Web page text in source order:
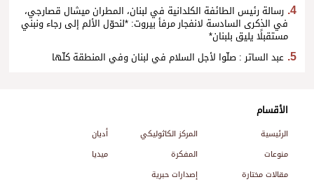
رسالة رئيس الطائفة الكلدانية في لبنان، المطران ميشال قصارجي،
في الذكرى السادسة لانفجار مرفأ بيروت: *لنحوّل الألم إلى رجاء ونبني
مستقبلًا يليق بلبنان*
عبد الساتر : صلّوا لأجل السلام في لبنان وفي المنطقة كلّها
الأقسام
الرئيسية المركز الكاثوليكي
أديان
منوعات
المفكرة
ميديا
مقالات مختارة
إصدارات حبرية